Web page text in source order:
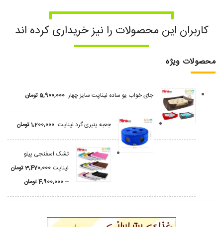
کاربران این محصولات را نیز خریداری کرده اند
محصولات ویژه
جای خواب یو ساده نیناپت سایز چهار 5,900,000تومان
جعبه پنیری گرد نیناپت 1,200,000تومان
تشک اسفنجی پیلو
نیناپت 3,470,000تومان
–
4,900,000تومان